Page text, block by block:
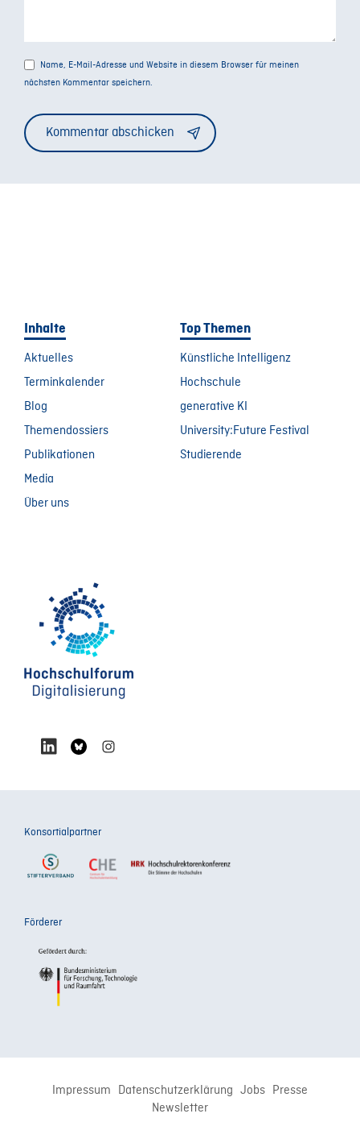
Name, E-Mail-Adresse und Website in diesem Browser für meinen
nächsten Kommentar speichern.
Inhalte
Aktuelles
Terminkalender
Blog
Themendossiers
Publikationen
Media
Über uns
Top Themen
Künstliche Intelligenz
Hochschule
generative KI
University:Future Festival
Studierende
Konsortialpartner
Förderer
Impressum Datenschutzerklärung Jobs Presse
Newsletter